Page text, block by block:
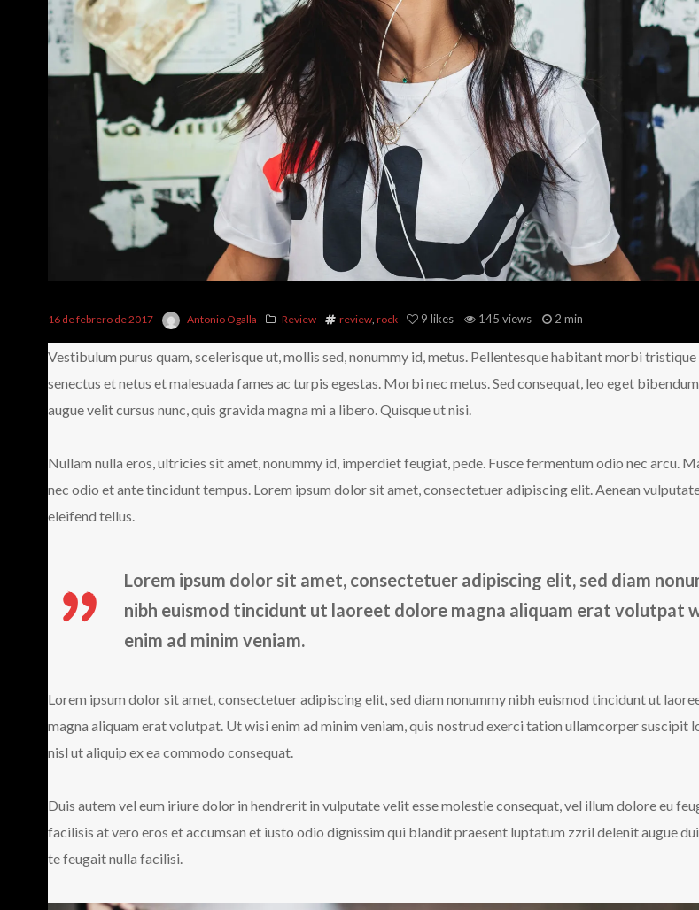
16 de febrero de 2017 Antonio Ogalla Review review, rock 9 likes 145 views 2 min
Vestibulum purus quam, scelerisque ut, mollis sed, nonummy id, metus. Pellentesque habitant morbi tristique
senectus et netus et malesuada fames ac turpis egestas. Morbi nec metus. Sed consequat, leo eget bibendum
augue velit cursus nunc, quis gravida magna mi a libero. Quisque ut nisi.
Nullam nulla eros, ultricies sit amet, nonummy id, imperdiet feugiat, pede. Fusce fermentum odio nec arcu.
nec odio et ante tincidunt tempus. Lorem ipsum dolor sit amet, consectetuer adipiscing elit. Aenean
eleifend tellus.
Lorem ipsum dolor sit amet, consectetuer adipiscing elit, sed diam
nibh euismod tincidunt ut laoreet dolore magna aliquam erat volutpat
enim ad minim veniam.
Lorem ipsum dolor sit amet, consectetuer adipiscing elit, sed diam nonummy nibh euismod tincidunt ut
magna aliquam erat volutpat. Ut wisi enim ad minim veniam, quis nostrud exerci tation ullamcorper suscipit
nisl ut aliquip ex ea commodo consequat.
Duis autem vel eum iriure dolor in hendrerit in vulputate velit esse molestie consequat, vel illum dolore eu
facilisis at vero eros et accumsan et iusto odio dignissim qui blandit praesent luptatum zzril delenit augue
te feugait nulla facilisi.